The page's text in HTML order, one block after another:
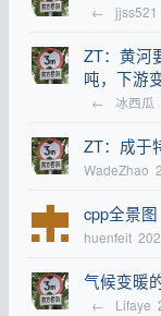
← jjss521
ZT：黄河
吨，下游
← 冰西瓜
ZT：成于
WadeZhao
cpp全景图
huenfeit
气候变暖
← Lifaye